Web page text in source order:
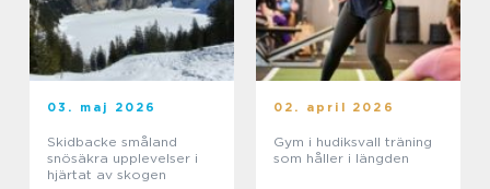
03. maj 2026
Skidbacke småland
snösäkra upplevelser i
hjärtat av skogen
02. april 2026
Gym i hudiksvall träning
som håller i längden